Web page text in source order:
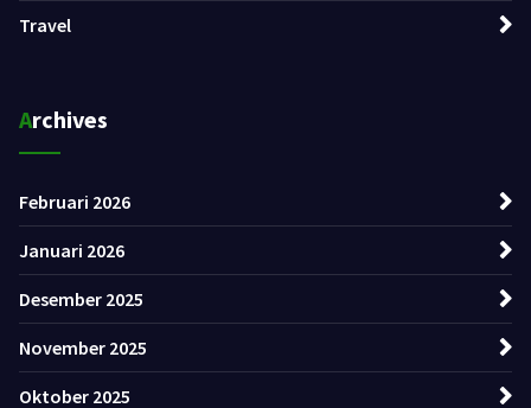
Travel
Archives
Februari 2026
Januari 2026
Desember 2025
November 2025
Oktober 2025